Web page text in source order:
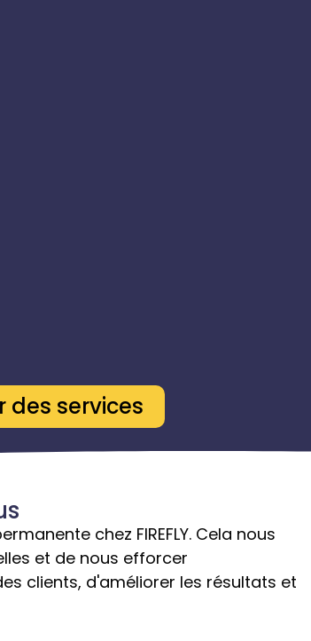
des services
chez FIREFLY. Cela nous
et de nous efforcer
clients, d'améliorer les résultats et